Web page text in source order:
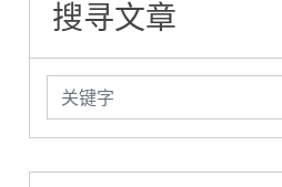
搜寻文章